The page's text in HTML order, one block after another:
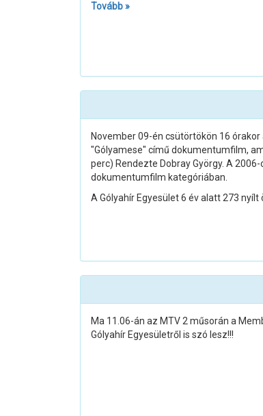
Tovább »
November 09-én csütörtökön 16
"Gólyamese" című dokumentumfilm,
perc) Rendezte Dobray György. A
dokumentumfilm kategóriában.
A Gólyahír Egyesület 6 év alatt 273
Ma 11.06-án az MTV 2 műsorán a
Gólyahír Egyesületről is szó lesz!!!